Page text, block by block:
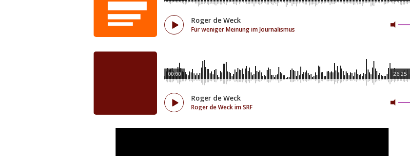
Roger de Weck
Für weniger Meinung im Journalismus
26:25
00:00
Roger de Weck
Roger de Weck im SRF